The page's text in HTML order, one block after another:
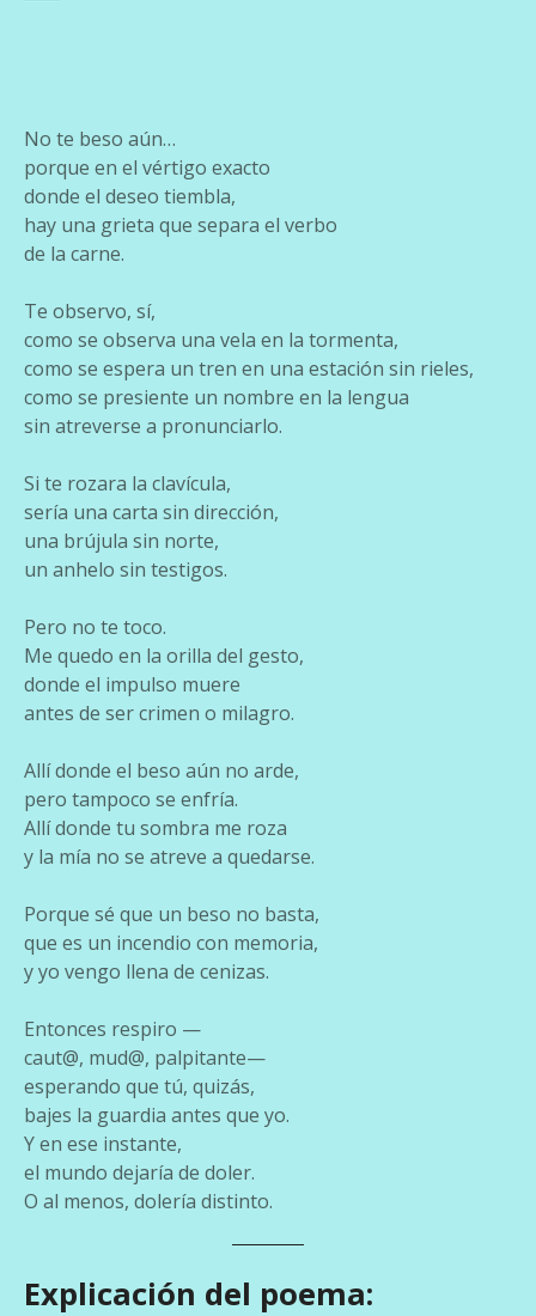
No te beso aún…
porque en el vértigo exacto
donde el deseo tiembla,
hay una grieta que separa el verbo
de la carne.
Te observo, sí,
como se observa una vela en la tormenta,
como se espera un tren en una estación sin rieles,
como se presiente un nombre en la lengua
sin atreverse a pronunciarlo.
Si te rozara la clavícula,
sería una carta sin dirección,
una brújula sin norte,
un anhelo sin testigos.
Pero no te toco.
Me quedo en la orilla del gesto,
donde el impulso muere
antes de ser crimen o milagro.
Allí donde el beso aún no arde,
pero tampoco se enfría.
Allí donde tu sombra me roza
y la mía no se atreve a quedarse.
Porque sé que un beso no basta,
que es un incendio con memoria,
y yo vengo llena de cenizas.
Entonces respiro —
caut@, mud@, palpitante—
esperando que tú, quizás,
bajes la guardia antes que yo.
Y en ese instante,
el mundo dejaría de doler.
O al menos, dolería distinto.
Explicación del poema: